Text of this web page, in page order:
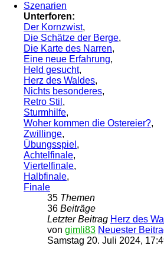
Szenarien
Unterforen:
Der Kornzwist,
Die Schätze der Berge,
Die Karte des Narren,
Eine neue Erfahrung,
Held gesucht,
Herz des Waldes,
Nichts besonderes,
Retro Stil ,
Sturmhilfe,
Woher kommen die Ostereier?,
Zwillinge,
Übungsspiel ,
Achtelfinale,
Viertelfinale,
Halbfinale,
Finale
35 Themen
36 Beiträge
Letzter Beitrag Herz des
von gimli83 Neuester
Samstag 20. Juli 2024,